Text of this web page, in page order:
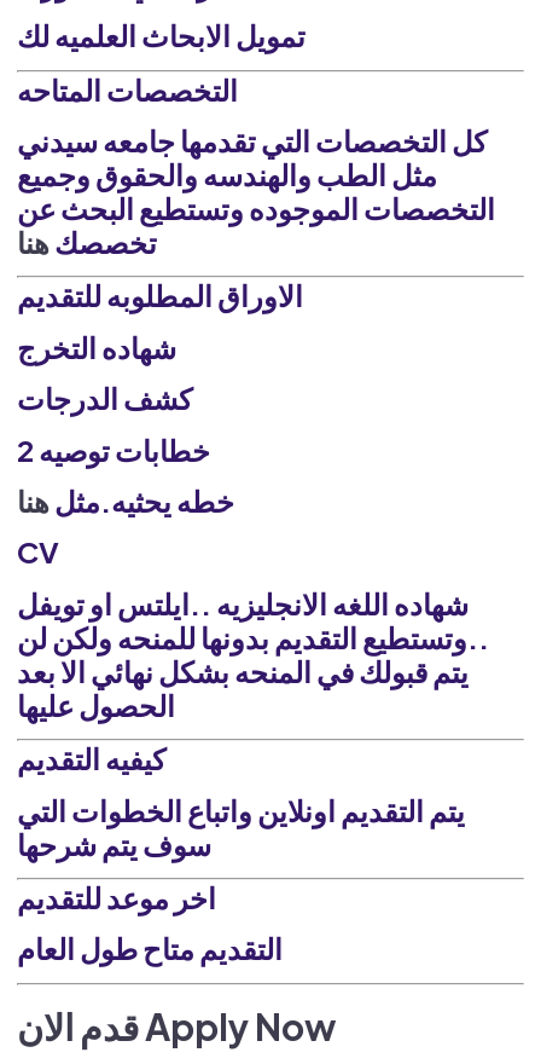
تمويل الابحاث العلميه لك
التخصصات المتاحه
كل التخصصات التي تقدمها جامعه سيدني
مثل الطب والهندسه والحقوق وجميع
التخصصات الموجوده وتستطيع البحث عن
تخصصكهنا
الاوراق المطلوبه للتقديم
شهاده التخرج
كشف الدرجات
2 خطابات توصيه
خطه يحثيه.مثلهنا
CV
شهاده اللغه الانجليزيه ..ايلتس او تويفل
..وتستطيع التقديم بدونها للمنحه ولكن لن
يتم قبولك في المنحه بشكل نهائي الا بعد
الحصول عليها
كيفيه التقديم
يتم التقديم اونلاين واتباع الخطوات التي
سوف يتم شرحها
اخر موعد للتقديم
التقديم متاح طول العام
قدم الان Apply Now